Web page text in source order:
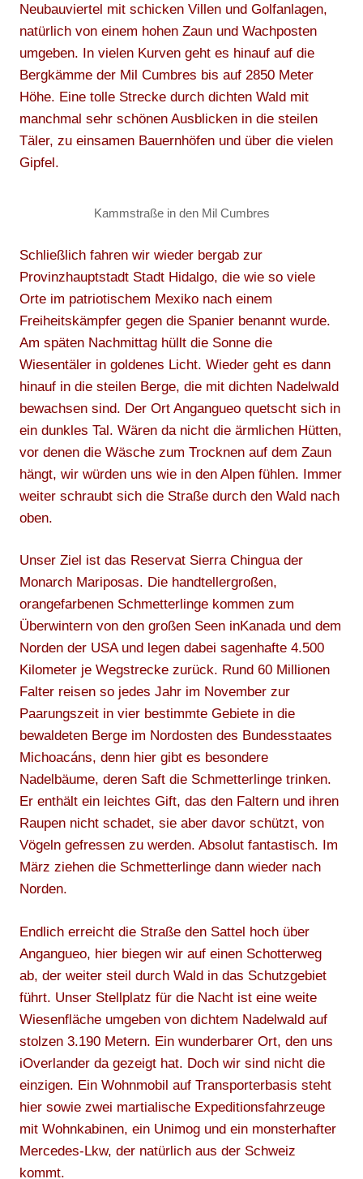
Neubauviertel mit schicken Villen und Golfanlagen,
natürlich von einem hohen Zaun und Wachposten
umgeben. In vielen Kurven geht es hinauf auf die
Bergkämme der Mil Cumbres bis auf 2850 Meter
Höhe. Eine tolle Strecke durch dichten Wald mit
manchmal sehr schönen Ausblicken in die steilen
Täler, zu einsamen Bauernhöfen und über die vielen
Gipfel.
Kammstraße in den Mil Cumbres
Schließlich fahren wir wieder bergab zur
Provinzhauptstadt Stadt Hidalgo, die wie so viele
Orte im patriotischem Mexiko nach einem
Freiheitskämpfer gegen die Spanier benannt wurde.
Am späten Nachmittag hüllt die Sonne die
Wiesentäler in goldenes Licht. Wieder geht es dann
hinauf in die steilen Berge, die mit dichten Nadelwald
bewachsen sind. Der Ort Angangueo quetscht sich in
ein dunkles Tal. Wären da nicht die ärmlichen Hütten,
vor denen die Wäsche zum Trocknen auf dem Zaun
hängt, wir würden uns wie in den Alpen fühlen. Immer
weiter schraubt sich die Straße durch den Wald nach
oben.
Unser Ziel ist das Reservat Sierra Chingua der
Monarch Mariposas. Die handtellergroßen,
orangefarbenen Schmetterlinge kommen zum
Überwintern von den großen Seen inKanada und dem
Norden der USA und legen dabei sagenhafte 4.500
Kilometer je Wegstrecke zurück. Rund 60 Millionen
Falter reisen so jedes Jahr im November zur
Paarungszeit in vier bestimmte Gebiete in die
bewaldeten Berge im Nordosten des Bundesstaates
Michoacáns, denn hier gibt es besondere
Nadelbäume, deren Saft die Schmetterlinge trinken.
Er enthält ein leichtes Gift, das den Faltern und ihren
Raupen nicht schadet, sie aber davor schützt, von
Vögeln gefressen zu werden. Absolut fantastisch. Im
März ziehen die Schmetterlinge dann wieder nach
Norden.
Endlich erreicht die Straße den Sattel hoch über
Angangueo, hier biegen wir auf einen Schotterweg
ab, der weiter steil durch Wald in das Schutzgebiet
führt. Unser Stellplatz für die Nacht ist eine weite
Wiesenfläche umgeben von dichtem Nadelwald auf
stolzen 3.190 Metern. Ein wunderbarer Ort, den uns
iOverlander da gezeigt hat. Doch wir sind nicht die
einzigen. Ein Wohnmobil auf Transporterbasis steht
hier sowie zwei martialische Expeditionsfahrzeuge
mit Wohnkabinen, ein Unimog und ein monsterhafter
Mercedes-Lkw, der natürlich aus der Schweiz
kommt.